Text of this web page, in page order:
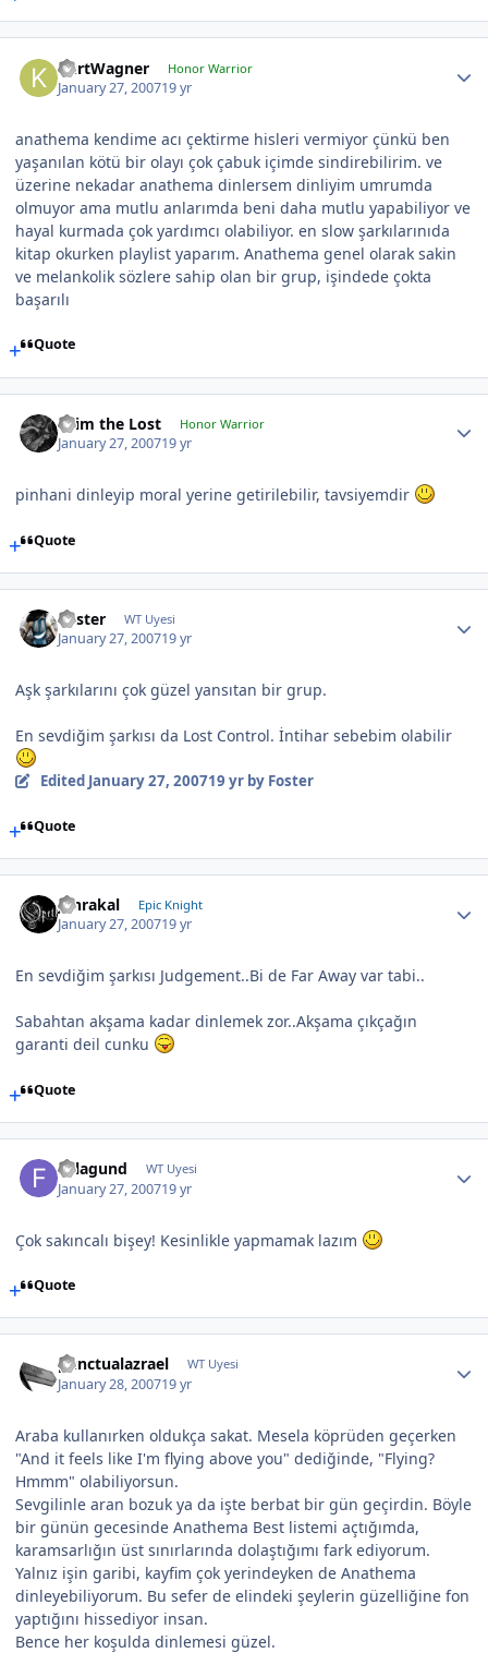
KurtWagner Honor Warrior
January 27, 200719 yr
anathema kendime acı çektirme hisleri vermiyor çünkü ben
yaşanılan kötü bir olayı çok çabuk içimde sindirebilirim. ve
üzerine nekadar anathema dinlersem dinliyim umrumda
olmuyor ama mutlu anlarımda beni daha mutlu yapabiliyor ve
hayal kurmada çok yardımcı olabiliyor. en slow şarkılarınıda
kitap okurken playlist yaparım. Anathema genel olarak sakin
ve melankolik sözlere sahip olan bir grup, işindede çokta
başarılı
Quote
cRim the Lost Honor Warrior
January 27, 200719 yr
pinhani dinleyip moral yerine getirilebilir, tavsiyemdir
Quote
Foster WT Uyesi
January 27, 200719 yr
Aşk şarkılarını çok güzel yansıtan bir grup.
En sevdiğim şarkısı da Lost Control. İntihar sebebim olabilir
Edited January 27, 200719 yrby Foster
Quote
Jahrakal Epic Knight
January 27, 200719 yr
En sevdiğim şarkısı Judgement..Bi de Far Away var tabi..
Sabahtan akşama kadar dinlemek zor..Akşama çıkçağın
garanti deil cunku
Quote
Felagund WT Uyesi
January 27, 200719 yr
Çok sakıncalı bişey! Kesinlikle yapmamak lazım
Quote
punctualazrael WT Uyesi
January 28, 200719 yr
Araba kullanırken oldukça sakat. Mesela köprüden geçerken
"And it feels like I'm flying above you" dediğinde, "Flying?
Hmmm" olabiliyorsun.
Sevgilinle aran bozuk ya da işte berbat bir gün geçirdin. Böyle
bir günün gecesinde Anathema Best listemi açtığımda,
karamsarlığın üst sınırlarında dolaştığımı fark ediyorum.
Yalnız işin garibi, kayfim çok yerindeyken de Anathema
dinleyebiliyorum. Bu sefer de elindeki şeylerin güzelliğine fon
yaptığını hissediyor insan.
Bence her koşulda dinlemesi güzel.